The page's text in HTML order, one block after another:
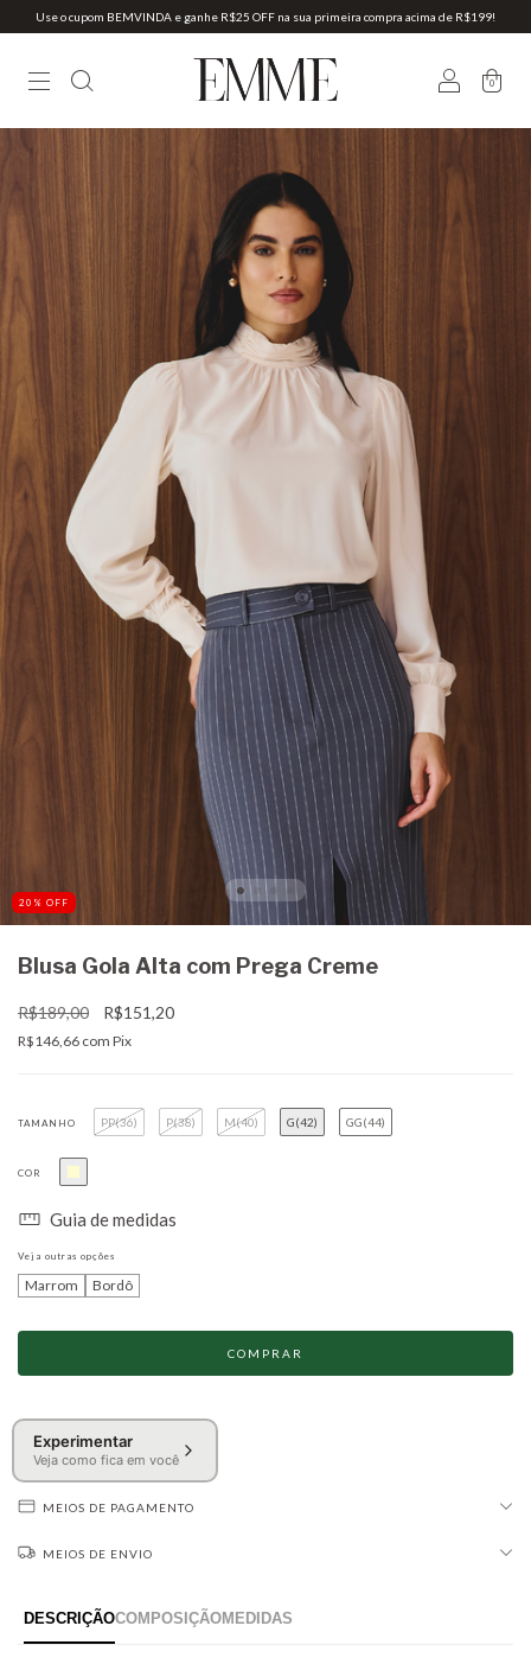
Use o cupom BEMVINDA e ganhe R$25 OFF na sua primeira compra acima de R$199!
0
20 % OFF
Blusa Gola Alta com Prega Creme
R$189,00 R$151,20
R$146,66 com Pix
TAMANHO PP(36) P(38) M(40) G(42) GG(44)
COR
Guia de medidas
Veja outras opções
Marrom Bordô
Experimentar
Veja como fica em você
MEIOS DE PAGAMENTO
MEIOS DE ENVIO